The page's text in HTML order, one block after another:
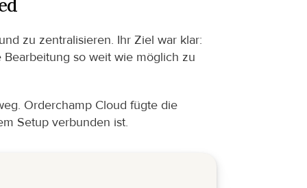
zu zentralisieren. Ihr Ziel war klar:
so weit wie möglich zu
Orderchamp Cloud fügte die
Setup verbunden ist.